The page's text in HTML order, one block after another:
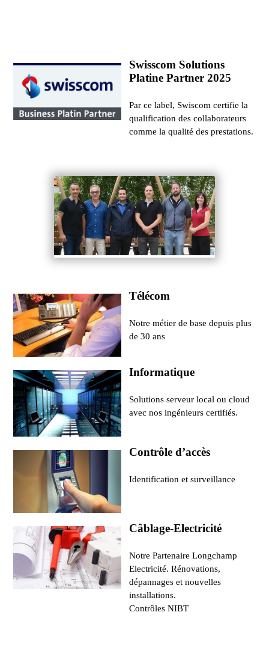
Swisscom Solutions
Platine Partner 2025
Par ce label, Swiscom certifie la
qualification des collaborateurs
comme la qualité des prestations.
Télécom
Notre métier de base depuis plus
de 30 ans
Informatique
Solutions serveur local ou cloud
avec nos ingénieurs certifiés.
Contrôle d’accès
Identification et surveillance
Câblage-Electricité
Notre Partenaire Longchamp
Electricité. Rénovations,
dépannages et nouvelles
installations.
Contrôles NIBT